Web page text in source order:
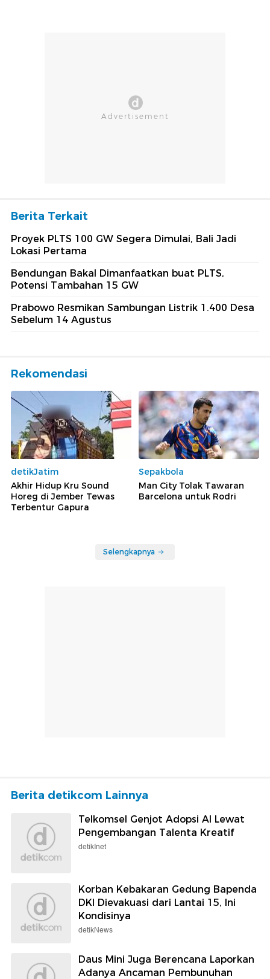
Berita Terkait
Proyek PLTS 100 GW Segera Dimulai, Bali Jadi
Lokasi Pertama
Bendungan Bakal Dimanfaatkan buat PLTS,
Potensi Tambahan 15 GW
Prabowo Resmikan Sambungan Listrik 1.400 Desa
Sebelum 14 Agustus
Rekomendasi
detikJatim
Akhir Hidup Kru Sound
Horeg di Jember Tewas
Terbentur Gapura
Sepakbola
Man City Tolak Tawaran
Barcelona untuk Rodri
Selengkapnya
Berita detikcom Lainnya
Telkomsel Genjot Adopsi AI Lewat
Pengembangan Talenta Kreatif
detikInet
Korban Kebakaran Gedung Bapenda
DKI Dievakuasi dari Lantai 15, Ini
Kondisinya
detikNews
Daus Mini Juga Berencana Laporkan
Adanya Ancaman Pembunuhan